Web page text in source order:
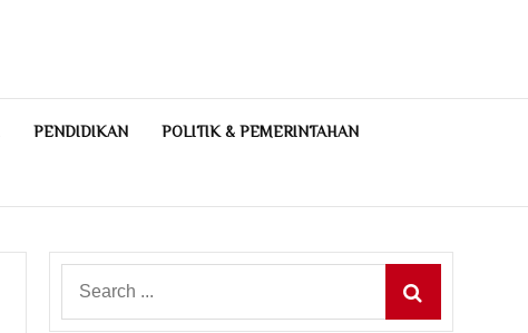
PENDIDIKAN POLITIK & PEMERINTAHAN